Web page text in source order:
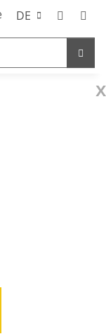
DE
x